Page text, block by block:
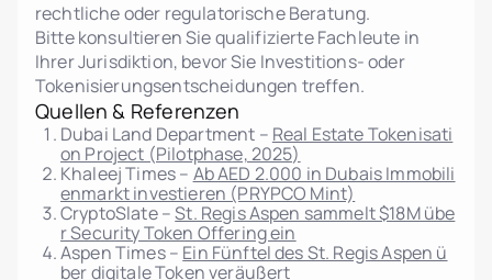
Datenimport/-export
Rechtsrichtlinien-Editor (AGB, Datenschutz,
AML, Risiko)
Mehrsprachige Benutzeroberfläche
Integration mit externen KYC/AML-Anbietern
Manuelle und automatisierte
Investorenverifizierung
Transaktions- und Investitionshistorie pro
Benutzer
rechtliche oder regulatorische Beratung.
Bitte konsultieren Sie qualifizierte Fachleute in
Ihrer Jurisdiktion, bevor Sie Investitions- oder
Tokenisierungsentscheidungen treffen.
Quellen & Referenzen
Dubai Land Department – Real Estate Tokenisati
on Project (Pilotphase, 2025)
Khaleej Times – Ab AED 2.000 in Dubais Immobili
enmarkt investieren (PRYPCO Mint)
CryptoSlate –St. Regis Aspen sammelt $18M übe
r Security Token Offering ein
Aspen Times – Ein Fünftel des St. Regis Aspen ü
ber digitale Token veräußert